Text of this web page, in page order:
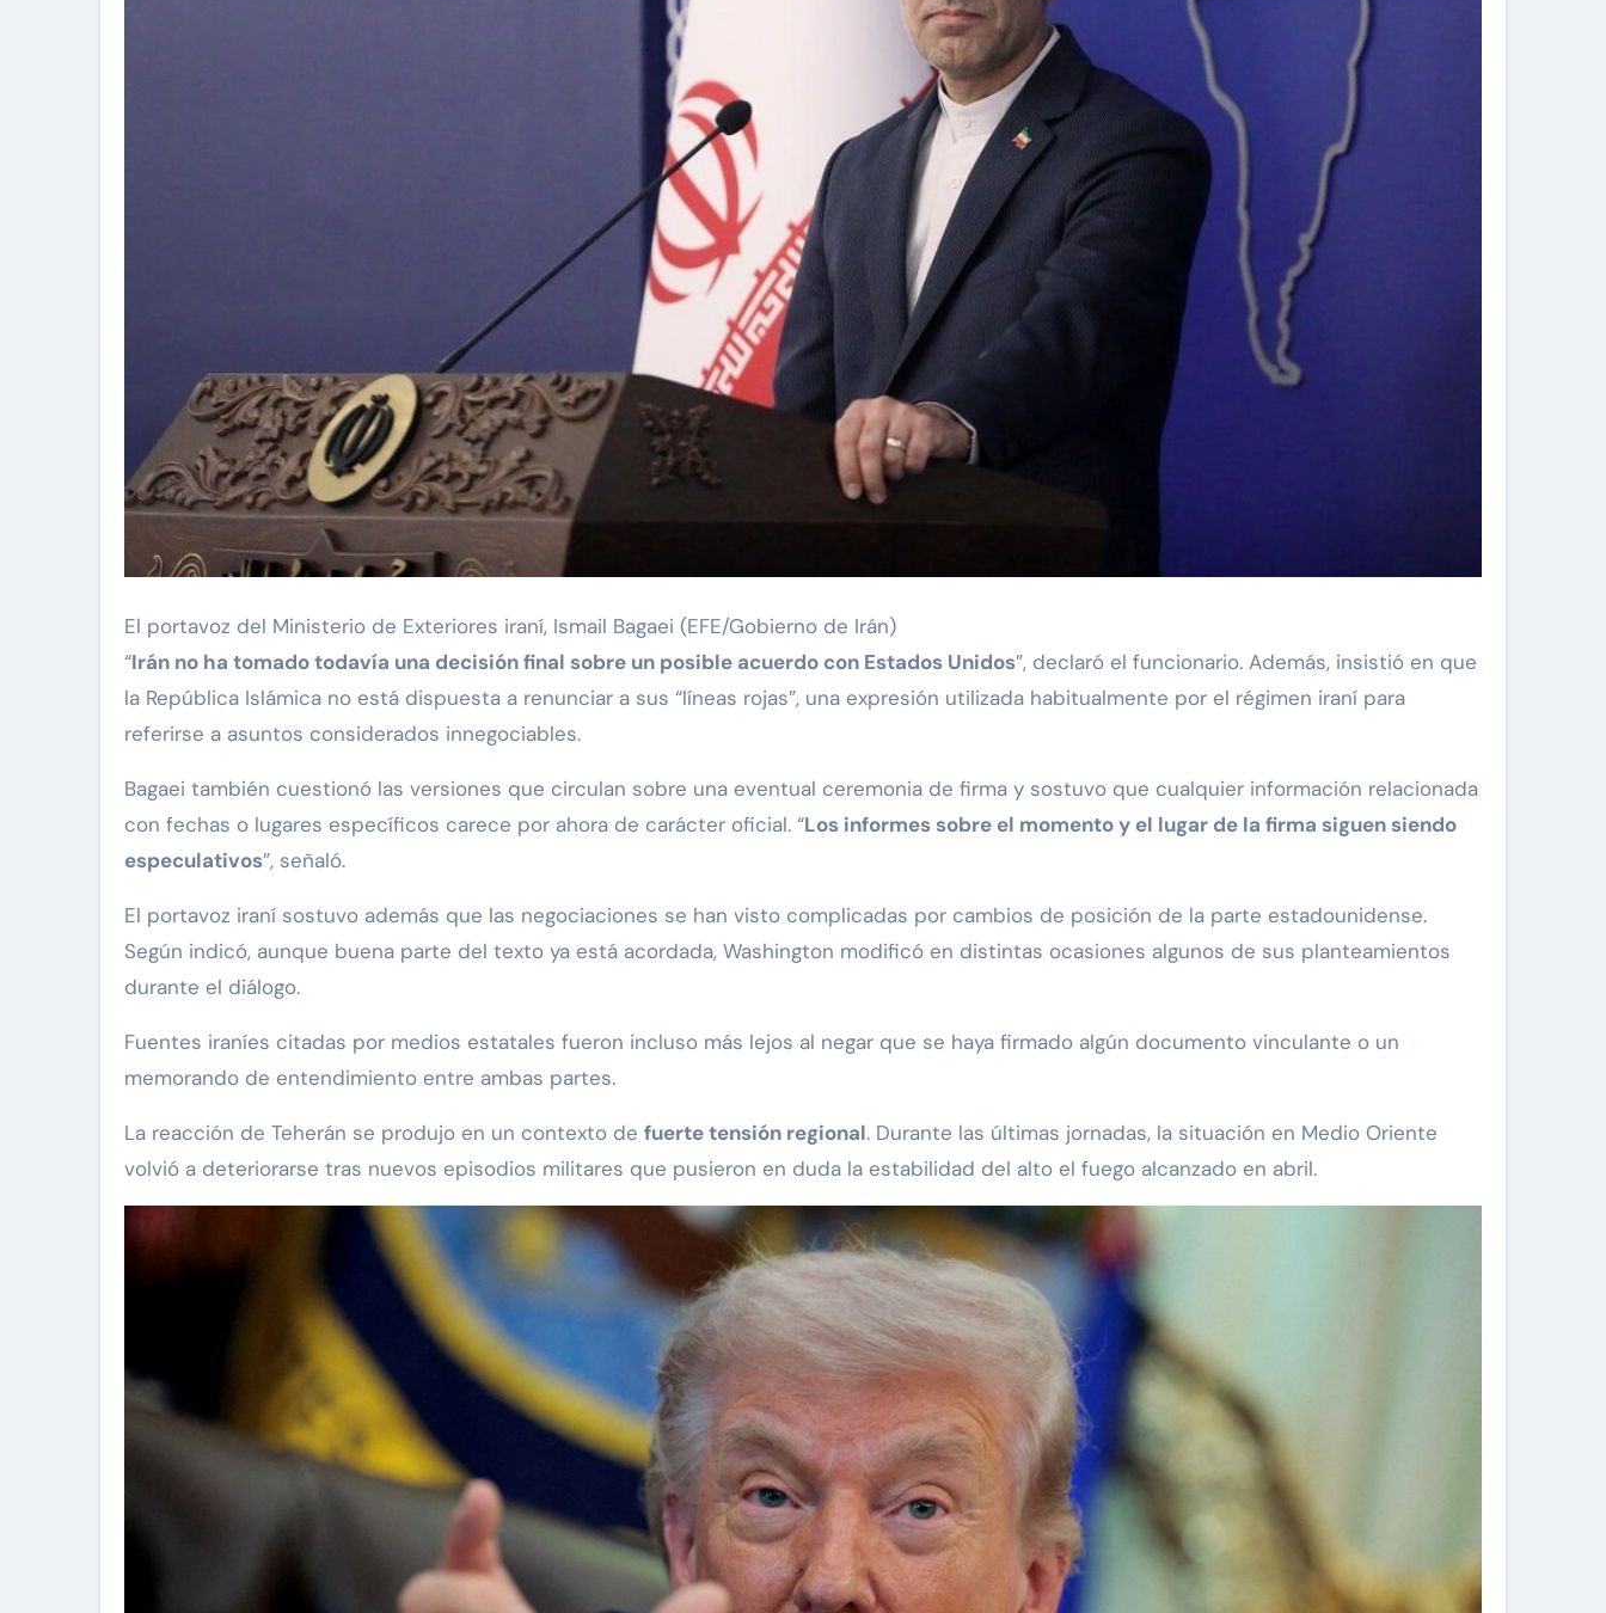
El portavoz del Ministerio de Exteriores iraní, Ismail Bagaei (EFE/Gobierno de Irán)
“Irán no ha tomado todavía una decisión final sobre un posible acuerdo con Estados Unidos”, declaró el funcionario. Además, insistió en que
la República Islámica no está dispuesta a renunciar a sus “líneas rojas”, una expresión utilizada habitualmente por el régimen iraní para
referirse a asuntos considerados innegociables.
Bagaei también cuestionó las versiones que circulan sobre una eventual ceremonia de firma y sostuvo que cualquier información relacionada
con fechas o lugares específicos carece por ahora de carácter oficial. “Los informes sobre el momento y el lugar de la firma siguen siendo
especulativos”, señaló.
El portavoz iraní sostuvo además que las negociaciones se han visto complicadas por cambios de posición de la parte estadounidense.
Según indicó, aunque buena parte del texto ya está acordada, Washington modificó en distintas ocasiones algunos de sus planteamientos
durante el diálogo.
Fuentes iraníes citadas por medios estatales fueron incluso más lejos al negar que se haya firmado algún documento vinculante o un
memorando de entendimiento entre ambas partes.
La reacción de Teherán se produjo en un contexto de fuerte tensión regional. Durante las últimas jornadas, la situación en Medio Oriente
volvió a deteriorarse tras nuevos episodios militares que pusieron en duda la estabilidad del alto el fuego alcanzado en abril.